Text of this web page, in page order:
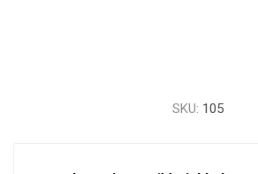
SKU: 105